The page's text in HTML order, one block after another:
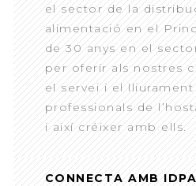
el sector de la
alimentació en el
de 30 anys en el
per oferir als nostres
el servei i el
professionals de
i així créixer amb ells.
CONNECTA AMB